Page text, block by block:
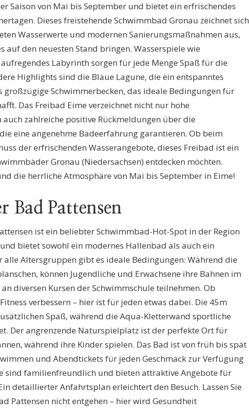
Saison von Mai bis September und bietet ein erfrischendes
Dieses freistehende Schwimmbad Gronau zeichnet sich
Wasserwerte und modernen Sanierungsmaßnahmen aus,
auf den neuesten Stand bringen. Wasserspiele wie
Labyrinth sorgen für jede Menge Spaß für die
Highlights sind die Blaue Lagune, die ein entspanntes
Schwimmerbecken, das ideale Bedingungen für
Das Freibad Eime verzeichnet nicht nur hohe
auch zahlreiche positive Rückmeldungen über die
eine angenehme Badeerfahrung garantieren. Ob beim
der erfrischenden Wasserangebote, dieses Freibad ist ein
Gronau (Niedersachsen) entdecken möchten.
die herrliche Atmosphäre von Mai bis September in Eime!
Bad Pattensen
ist ein beliebter Schwimmbad-Hot-Spot in der Region
bietet sowohl ein modernes Hallenbad als auch ein
alle Altersgruppen gibt es ideale Bedingungen: Während die
können Jugendliche und Erwachsene ihre Bahnen im
diversen Kursen der Schwimmschule teilnehmen. Ob
verbessern – hier ist für jeden etwas dabei. Die 45m
Spaß, während die Aqua-Kletterwand sportliche
Der angrenzende Naturspielplatz ist der perfekte Ort für
während ihre Kinder spielen. Das Bad ist von früh bis spät
und Abendtickets für jeden Geschmack zur Verfügung
sind familienfreundlich und bieten attraktive Angebote für
detaillierter Anfahrtsplan erleichtert den Besuch. Lassen Sie
Pattensen nicht entgehen – hier wird Gesundheit